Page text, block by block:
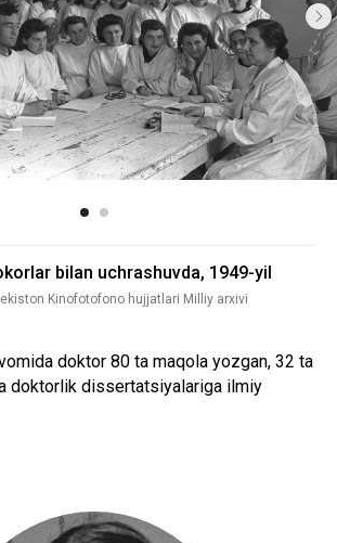
bilan uchrashuvda, 1949-yil
Kinofotofono hujjatlari Milliy arxivi
doktor 80 ta maqola yozgan, 32 ta
doktorlik dissertatsiyalariga ilmiy